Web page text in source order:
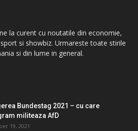
la curent cu noutatile din economie,
si showbiz. Urmareste toate stirile
si din lume in general.
Bundestag 2021 – cu care
militeaza AfD
19, 2021